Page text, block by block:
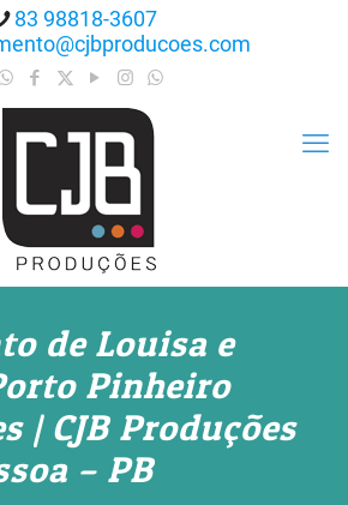
83 98818-3607
de Louisa e
Pinheiro
| CJB Produções
– PB